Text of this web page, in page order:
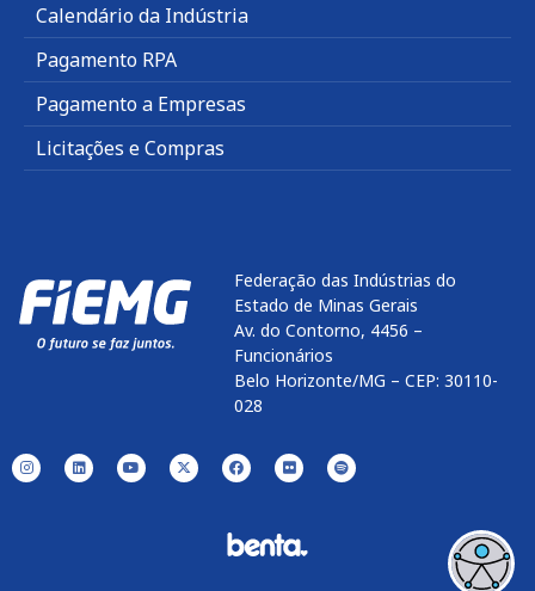
Calendário da Indústria
Pagamento RPA
Pagamento a Empresas
Licitações e Compras
Federação das Indústrias do
Estado de Minas Gerais
Av. do Contorno, 4456 –
Funcionários
Belo Horizonte/MG – CEP: 30110-
028